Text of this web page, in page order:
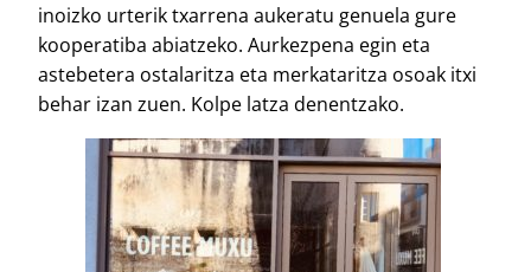
inoizko urterik txarrena aukeratu genuela gure
kooperatiba abiatzeko. Aurkezpena egin eta
astebetera ostalaritza eta merkataritza osoak itxi
behar izan zuen. Kolpe latza denentzako.